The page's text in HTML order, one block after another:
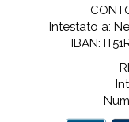
Intestato a:
IBAN: